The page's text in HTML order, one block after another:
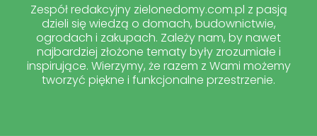
Zespół redakcyjny zielonedomy.com.pl z pasją
dzieli się wiedzą o domach, budownictwie,
ogrodach i zakupach. Zależy nam, by nawet
najbardziej złożone tematy były zrozumiałe i
inspirujące. Wierzymy, że razem z Wami możemy
tworzyć piękne i funkcjonalne przestrzenie.